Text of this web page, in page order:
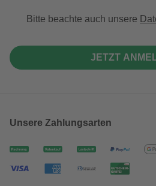
Bitte beachte auch unsere
JETZT
Unsere Zahlungsarten